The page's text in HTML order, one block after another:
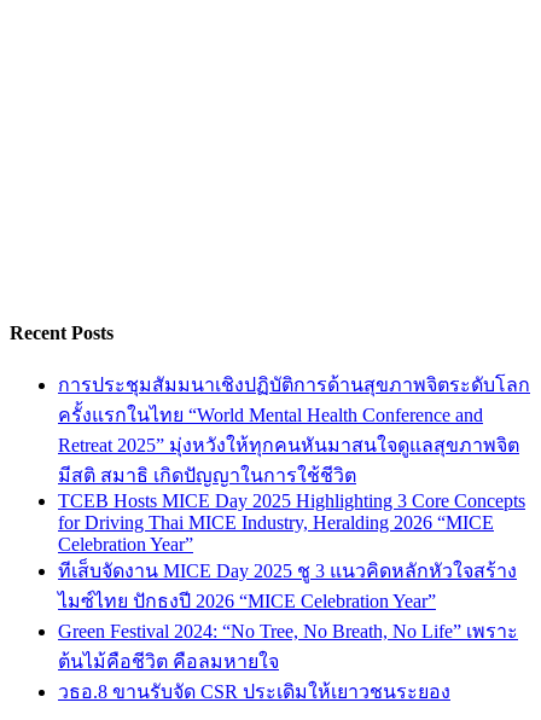
Recent Posts
การประชุมสัมมนาเชิงปฏิบัติการด้านสุขภาพจิตระดับโลก
ครั้งแรกในไทย “World Mental Health Conference and
Retreat 2025” มุ่งหวังให้ทุกคนหันมาสนใจดูแลสุขภาพจิต
มีสติ สมาธิ เกิดปัญญาในการใช้ชีวิต
TCEB Hosts MICE Day 2025 Highlighting 3 Core Concepts
for Driving Thai MICE Industry, Heralding 2026 “MICE
Celebration Year”
ทีเส็บจัดงาน MICE Day 2025 ชู 3 แนวคิดหลักหัวใจสร้าง
ไมซ์ไทย ปักธงปี 2026 “MICE Celebration Year”
Green Festival 2024: “No Tree, No Breath, No Life” เพราะ
ต้นไม้คือชีวิต คือลมหายใจ
วธอ.8 ขานรับจัด CSR ประเดิมให้เยาวชนระยอง